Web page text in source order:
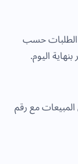
حسب
اليوم.
المبيعات مع رقم